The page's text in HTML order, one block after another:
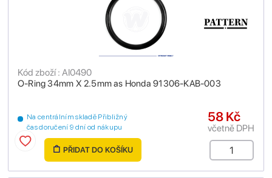
O-Ring 34mm X 2.5mm as Honda 91306-KAB-003
Kód zboží : AI0490
Na centrálním skladě Přibližný
čas doručení 9 dní od nákupu
58 Kč
včetně DPH
PŘIDAT DO KOŠÍKU